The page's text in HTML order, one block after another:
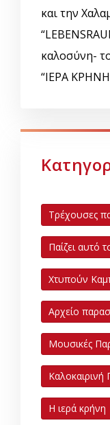
και την
καλοσύνη-
“ΙΕΡΑ
Τρέχουσες
Παίζει αυτό
Χτυπούν
Αρχείο
Μουσικές
Καλοκαιρινή
Η ιερά κρήνη